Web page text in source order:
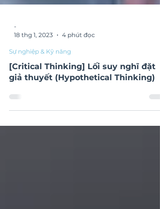
18 thg 1, 2023
4 phút đọc
Sự nghiệp & Kỹ năng
[Critical Thinking] Lối suy nghĩ đặt
giả thuyết (Hypothetical Thinking)